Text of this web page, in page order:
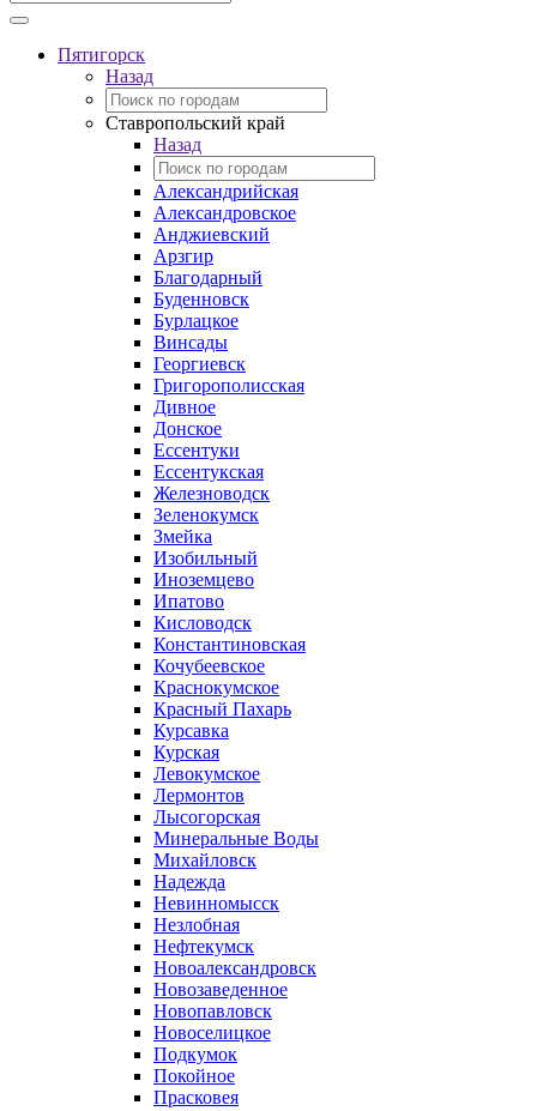
Пятигорск
Назад
Ставропольский край
Назад
Александрийская
Александровское
Анджиевский
Арзгир
Благодарный
Буденновск
Бурлацкое
Винсады
Георгиевск
Григорополисская
Дивное
Донское
Ессентуки
Ессентукская
Железноводск
Зеленокумск
Змейка
Изобильный
Иноземцево
Ипатово
Кисловодск
Константиновская
Кочубеевское
Краснокумское
Красный Пахарь
Курсавка
Курская
Левокумское
Лермонтов
Лысогорская
Минеральные Воды
Михайловск
Надежда
Невинномысск
Незлобная
Нефтекумск
Новоалександровск
Новозаведенное
Новопавловск
Новоселицкое
Подкумок
Покойное
Прасковея